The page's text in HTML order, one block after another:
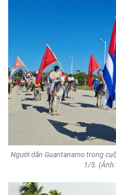
Người dân Guantanamo trong
1/5.